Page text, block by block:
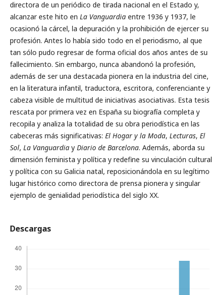
directora de un periódico de tirada nacional en el Estado y,
alcanzar este hito en La Vanguardiaentre 1936 y 1937, le
ocasionó la cárcel, la depuración y la prohibición de ejercer su
profesión. Antes lo había sido todo en el periodismo, al que
tan sólo pudo regresar de forma oficial dos años antes de su
fallecimiento. Sin embargo, nunca abandonó la profesión,
además de ser una destacada pionera en la industria del cine,
en la literatura infantil, traductora, escritora, conferenciante y
cabeza visible de multitud de iniciativas asociativas. Esta tesis
rescata por primera vez en España su biografía completa y
recopila y analiza la totalidad de su obra periodística en las
cabeceras más significativas: El Hogar y la Moda, Lecturas, El
Sol, La Vanguardiay Diario de Barcelona. Además, aborda su
dimensión feminista y política y redefine su vinculación cultural
y política con su Galicia natal, reposicionándola en su legítimo
lugar histórico como directora de prensa pionera y singular
ejemplo de genialidad periodística del siglo XX.
Descargas